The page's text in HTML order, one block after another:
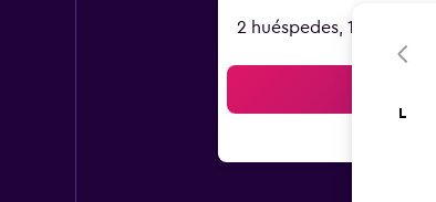
2 huéspedes, 1 habitación
L